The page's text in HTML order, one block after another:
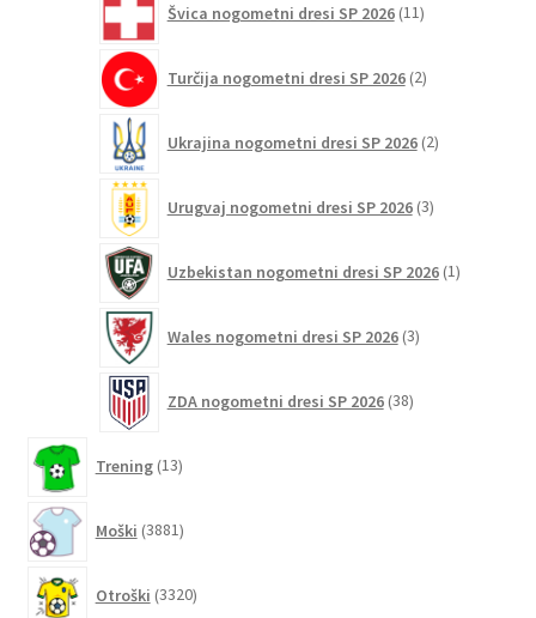
Švica nogometni dresi SP 2026 11izdelkov
Turčija nogometni dresi SP 2026 2izdelka
Ukrajina nogometni dresi SP 2026 2izdelka
Urugvaj nogometni dresi SP 2026 3izdelki
Uzbekistan nogometni dresi SP 2026 1izdelek
Wales nogometni dresi SP 2026 3izdelki
ZDA nogometni dresi SP 2026 38izdelkov
Trening 13izdelkov
Moški 3881izdelkov
Otroški 3320izdelkov